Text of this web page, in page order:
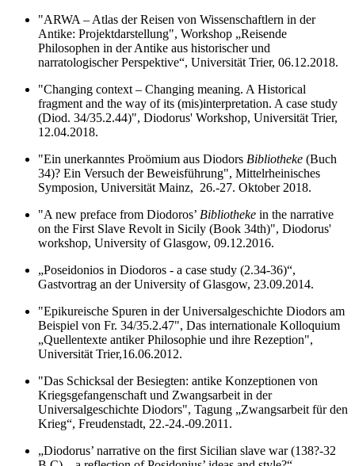
"ARWA – Atlas der Reisen von Wissenschaftlern in der
Antike: Projektdarstellung", Workshop „Reisende
Philosophen in der Antike aus historischer und
narratologischer Perspektive“, Universität Trier, 06.12.2018.
"Changing context – Changing meaning. A Historical
fragment and the way of its (mis)interpretation. A case study
(Diod. 34/35.2.44)", Diodorus' Workshop, Universität Trier,
12.04.2018.
"Ein unerkanntes Proömium aus Diodors Bibliotheke (Buch
34)? Ein Versuch der Beweisführung", Mittelrheinisches
Symposion, Universität Mainz, 26.-27. Oktober 2018.
"A new preface from Diodoros’ Bibliotheke in the narrative
on the First Slave Revolt in Sicily (Book 34th)", Diodorus'
workshop, University of Glasgow, 09.12.2016.
„Poseidonios in Diodoros - a case study (2.34-36)“,
Gastvortrag an der University of Glasgow, 23.09.2014.
"Epikureische Spuren in der Universalgeschichte Diodors am
Beispiel von Fr. 34/35.2.47", Das internationale Kolloquium
„Quellentexte antiker Philosophie und ihre Rezeption",
Universität Trier,16.06.2012.
"Das Schicksal der Besiegten: antike Konzeptionen von
Kriegsgefangenschaft und Zwangsarbeit in der
Universalgeschichte Diodors", Tagung „Zwangsarbeit für den
Krieg“, Freudenstadt, 22.-24.-09.2011.
„Diodorus’ narrative on the first Sicilian slave war (138?-32